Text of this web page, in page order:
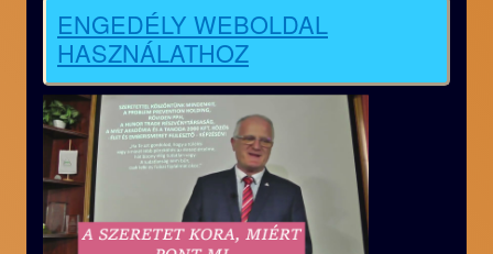
ENGEDÉLY WEBOLDAL
HASZNÁLATHOZ